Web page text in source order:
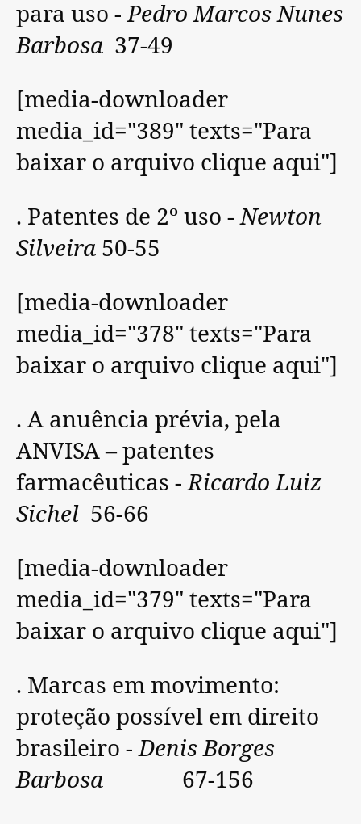
para uso -Pedro Marcos Nunes
Barbosa 37-49
[media-downloader
media_id="389" texts="Para
baixar o arquivo clique aqui"]
. Patentes de 2º uso -Newton
Silveira 50-55
[media-downloader
media_id="378" texts="Para
baixar o arquivo clique aqui"]
. A anuência prévia, pela
ANVISA – patentes
farmacêuticas -Ricardo Luiz
Sichel 56-66
[media-downloader
media_id="379" texts="Para
baixar o arquivo clique aqui"]
. Marcas em movimento:
proteção possível em direito
brasileiro -Denis Borges
Barbosa 67-156